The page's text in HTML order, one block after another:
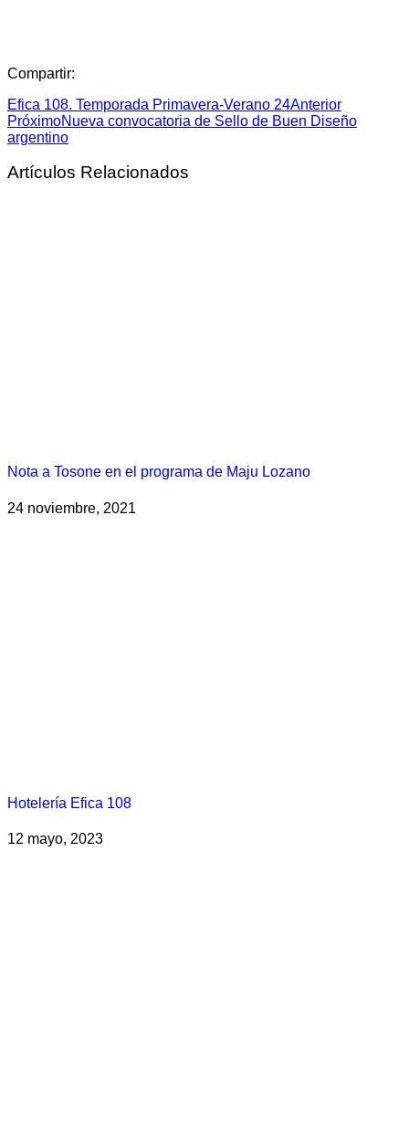
Compartir:
Efica 108. Temporada Primavera-Verano 24Anterior
PróximoNueva convocatoria de Sello de Buen Diseño
argentino
Artículos Relacionados
Nota a Tosone en el programa de Maju Lozano
24 noviembre, 2021
Hotelería Efica 108
12 mayo, 2023